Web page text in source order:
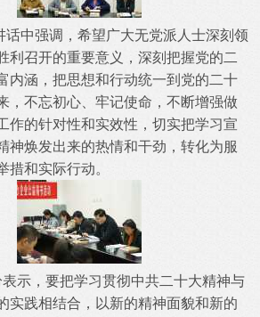
话中强调，希望广大无党派人士深刻领
利召开的重要意义，深刻把握党的二
内涵，把思想和行动统一到党的二十
，不忘初心、牢记使命，不断增强做
作的针对性和实效性，切实把学习宣
神焕发出来的热情和干劲，转化为服
措和实际行动。
示，要把学习贯彻中共二十大精神与
实践相结合，以新的精神面貌和新的